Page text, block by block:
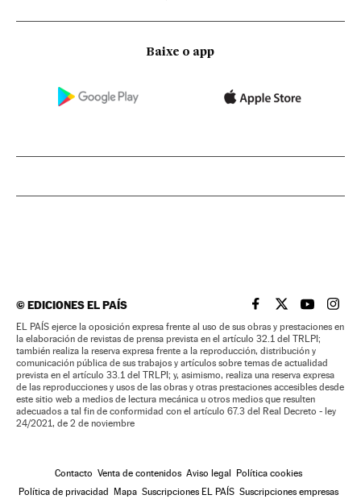
Baixe o app
©EDICIONES EL PAÍS EL PAÍS BRASIL EN
EL PAÍSEL PAÍS
EL
EL PAÍS ejerce la oposición expresa frente al uso de sus obras y prestaciones en
la elaboración de revistas de prensa prevista en el artículo 32.1 del TRLPI;
también realiza la reserva expresa frente a la reproducción, distribución y
comunicación pública de sus trabajos y artículos sobre temas de actualidad
prevista en el artículo 33.1 del TRLPI; y, asimismo, realiza una reserva expresa
de las reproducciones y usos de las obras y otras prestaciones accesibles desde
este sitio web a medios de lectura mecánica u otros medios que resulten
adecuados a tal fin de conformidad con el artículo 67.3 del Real Decreto - ley
24/2021, de 2 de noviembre
Contacto Venta de contenidos Aviso legal Política cookies
Política de privacidad Mapa Suscripciones EL PAÍS Suscripciones empresas